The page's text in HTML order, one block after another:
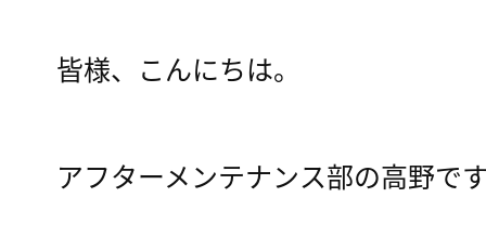
皆様、こんにちは。
アフターメンテナンス部の高野で